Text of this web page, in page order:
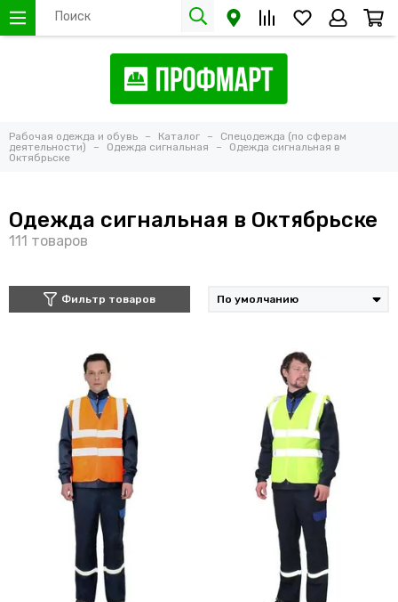
Рабочая одежда и обувь Каталог
Спецодежда (по сферам
деятельности)
Одежда сигнальная
Одежда сигнальная в
Октябрьске
Одежда сигнальная в Октябрьске
Фильтр товаров